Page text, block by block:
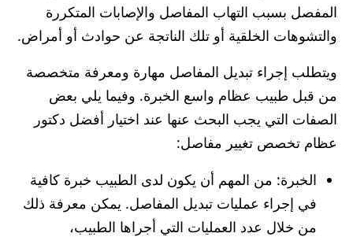
المفصل بسبب التهاب المفاصل والإصابات المتكررة
والتشوهات الخلقية أو تلك الناتجة عن حوادث أو أمراض.
ويتطلب إجراء تبديل المفاصل مهارة ومعرفة متخصصة
من قبل طبيب عظام واسع الخبرة. وفيما يلي بعض
الصفات التي يجب البحث عنها عند اختيار أفضل دكتور
عظام تخصص تغيير مفاصل:
الخبرة: من المهم أن يكون لدى الطبيب خبرة كافية
في إجراء عمليات تبديل المفاصل. يمكن معرفة ذلك
من خلال عدد العمليات التي أجراها الطبيب،